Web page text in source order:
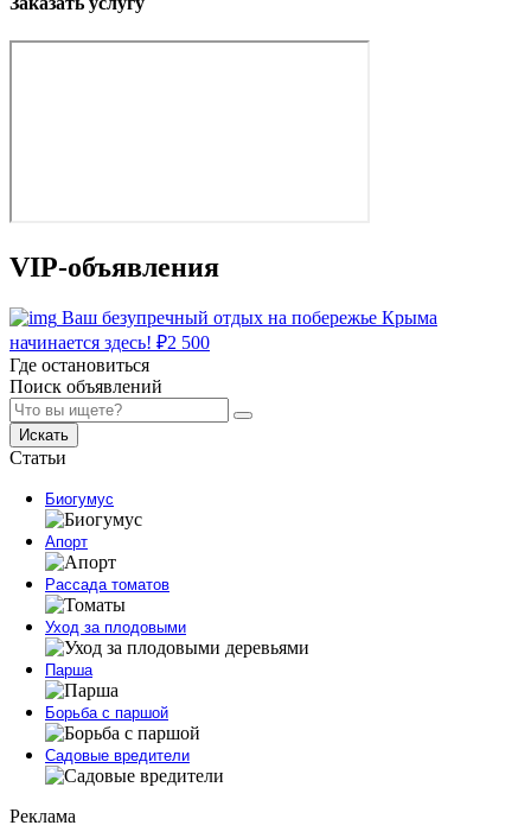
VIP-объявления
Ваш безупречный отдых на побережье Крыма
начинается здесь! ₽2 500
Где остановиться
Поиск объявлений
Искать
Статьи
Биогумус
Апорт
Рассада томатов
Уход за плодовыми
Парша
Борьба с паршой
Садовые вредители
Реклама